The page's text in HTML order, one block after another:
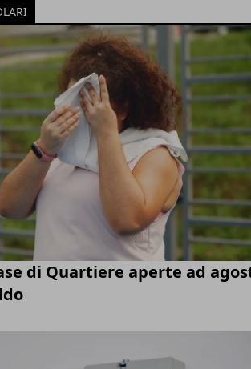
di Quartiere aperte ad